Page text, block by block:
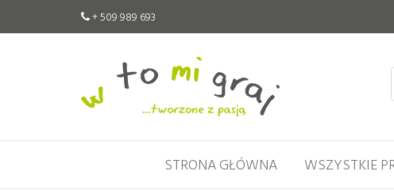
+ 509 989 693
graj
STRONA GŁÓWNA WSZYSTKIE